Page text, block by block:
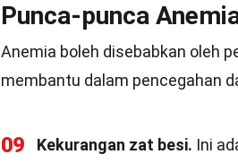
Punca-punca
Anemia boleh disebabkan oleh
membantu dalam pencegahan
09 Kekurangan zat besi. Ini